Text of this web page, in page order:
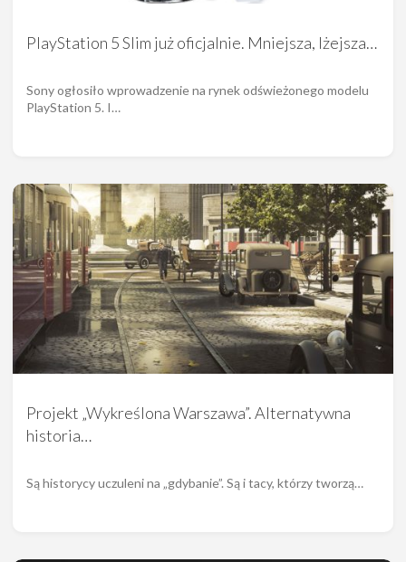
PlayStation 5 Slim już oficjalnie. Mniejsza, lżejsza…
Sony ogłosiło wprowadzenie na rynek odświeżonego modelu
PlayStation 5. I…
Projekt „Wykreślona Warszawa”. Alternatywna
historia…
Są historycy uczuleni na „gdybanie”. Są i tacy, którzy tworzą…